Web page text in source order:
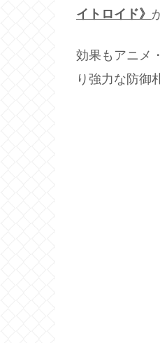
イトロイド》
効果もアニメ
り強力な防御